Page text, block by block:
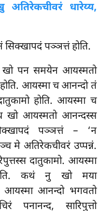
अतिरेकचीवरं धारेय्य,
पञ्ञत्तं होति.
पन समयेन आयस्मतो
आयस्मा च आनन्दो तं
होति. आयस्मा च
खो आयस्मतो आनन्दस्स
पञ्ञत्तं – ‘न
मे अतिरेकचीवरं उप्पन्नं.
दातुकामो. आयस्मा
कथं नु खो मया
आयस्मा आनन्दो भगवतो
पनानन्द, सारिपुत्तो